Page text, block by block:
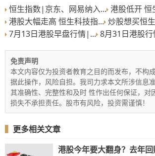
恒生指数|京东、网易纳入... 港股低开 恒
港股大幅走高 恒生科技指... 炒股想买恒
7月13日港股早盘行情|... 8月31日港股
免责声明
本文内容仅为投资者教育之目的而发布，不构
据此操作，风险自担。我司力求本文所涉信息
其准确性、完整性和及时 性作出任何保证，对
损失不承担责任。股市有风险，投资需谨慎！
更多相关文章
港股今年要大翻身？去年